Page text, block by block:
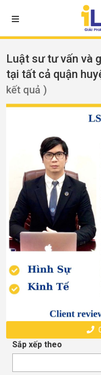
Luật sư tư vấn và
tại tất cả quận
kết quả )
Sắp xếp theo